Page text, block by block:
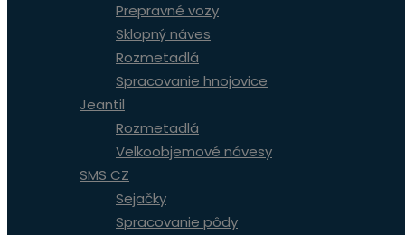
Prepravné vozy
Sklopný náves
Rozmetadlá
Spracovanie hnojovice
Jeantil
Rozmetadlá
Velkoobjemové návesy
SMS CZ
Sejačky
Spracovanie pôdy